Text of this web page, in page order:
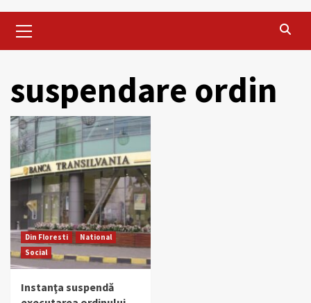
Menu
suspendare ordin
Din Floresti
National
Social
Instanţa suspendă